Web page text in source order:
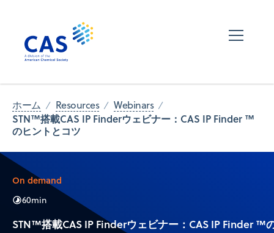
ホーム Resources Webinars
STN™搭載CAS IP Finderウェビナー：CAS IP Finder ™
のヒントとコツ
On demand
60min
STN™搭載CAS IP Finderウェビナー：CAS IP Finder ™